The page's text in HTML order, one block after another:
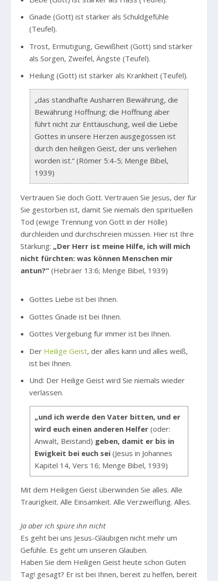
Gnade (Gott) ist stärker als Schuldgefühle
(Teufel).
Trost, Ermutigung, Gewißheit (Gott) sind stärker
als Sorgen, Zweifel, Ängste (Teufel).
Heilung (Gott) ist stärker als Krankheit (Teufel).
„das standhafte Ausharren Bewährung, die
Bewährung Hoffnung; die Hoffnung aber
führt nicht zur Enttäuschung, weil die Liebe
Gottes in unsere Herzen ausgegossen ist
durch den heiligen Geist, der uns verliehen
worden ist.“ (Römer 5:4-5; Menge Bibel,
1939)
Vertrauen Sie doch Gott. Vertrauen Sie Jesus, der für
Sie gestorben ist, damit Sie niemals den spirituellen
Tod (ewige Trennung von Gott in der Hölle)
durchleiden und durchschreien müssen. Hier ist Ihre
Stärkung: „Der Herr ist meine Hilfe, ich will mich
nicht fürchten: was können Menschen mir
antun?“ (Hebräer 13:6; Menge Bibel, 1939)
Gottes Liebe ist bei Ihnen.
Gottes Gnade ist bei Ihnen.
Gottes Vergebung für immer ist bei Ihnen.
Der Heilige Geist, der alles kann und alles weiß,
ist bei Ihnen.
Und: Der Heilige Geist wird Sie niemals wieder
verlassen.
„und ich werde den Vater bitten, und er
wird euch einen anderen Helfer (oder:
Anwalt, Beistand) geben, damit er bis in
Ewigkeit bei euch sei (Jesus in Johannes
Kapitel 14, Vers 16; Menge Bibel, 1939)
Mit dem Heiligen Geist überwinden Sie alles. Alle
Traurigkeit. Alle Einsamkeit. Alle Verzweiflung. Alles.
Ja aber ich spüre ihn nicht
Es geht bei uns Jesus-Gläubigen nicht mehr um
Gefühle. Es geht um unseren Glauben.
Haben Sie dem Heiligen Geist heute schon Guten
Tag! gesagt? Er ist bei Ihnen, bereit zu helfen, bereit